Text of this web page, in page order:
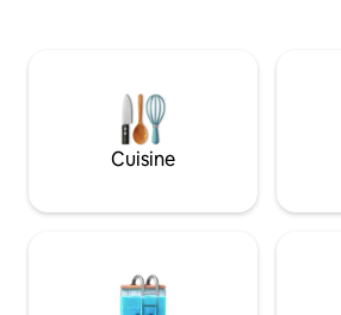
d'une télévision (Netflix,Disney+), Wifi,
cafetière, bouilloire, grille-pain, lave-
linge, aspirateur. Vaisselle pour
huit personnes et ustensiles de cuisine.
fournis par la maison. L'appartement
Cuisine